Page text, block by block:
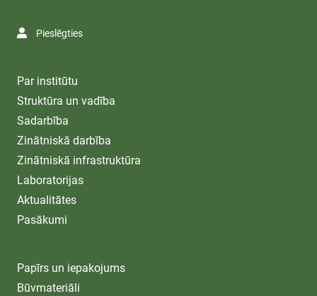
Pieslēgties
Par institūtu
Struktūra un vadība
Sadarbība
Zinātniskā darbība
Zinātniskā infrastruktūra
Laboratorijas
Aktualitātes
Pasākumi
Papīrs un iepakojums
Būvmateriāli